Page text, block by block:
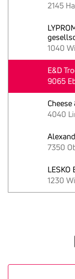
2145
1040
E&D
9065
4040
7350
LESKO
1230